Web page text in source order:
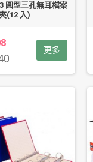
圓型三孔無耳檔案
(12 入)
更多